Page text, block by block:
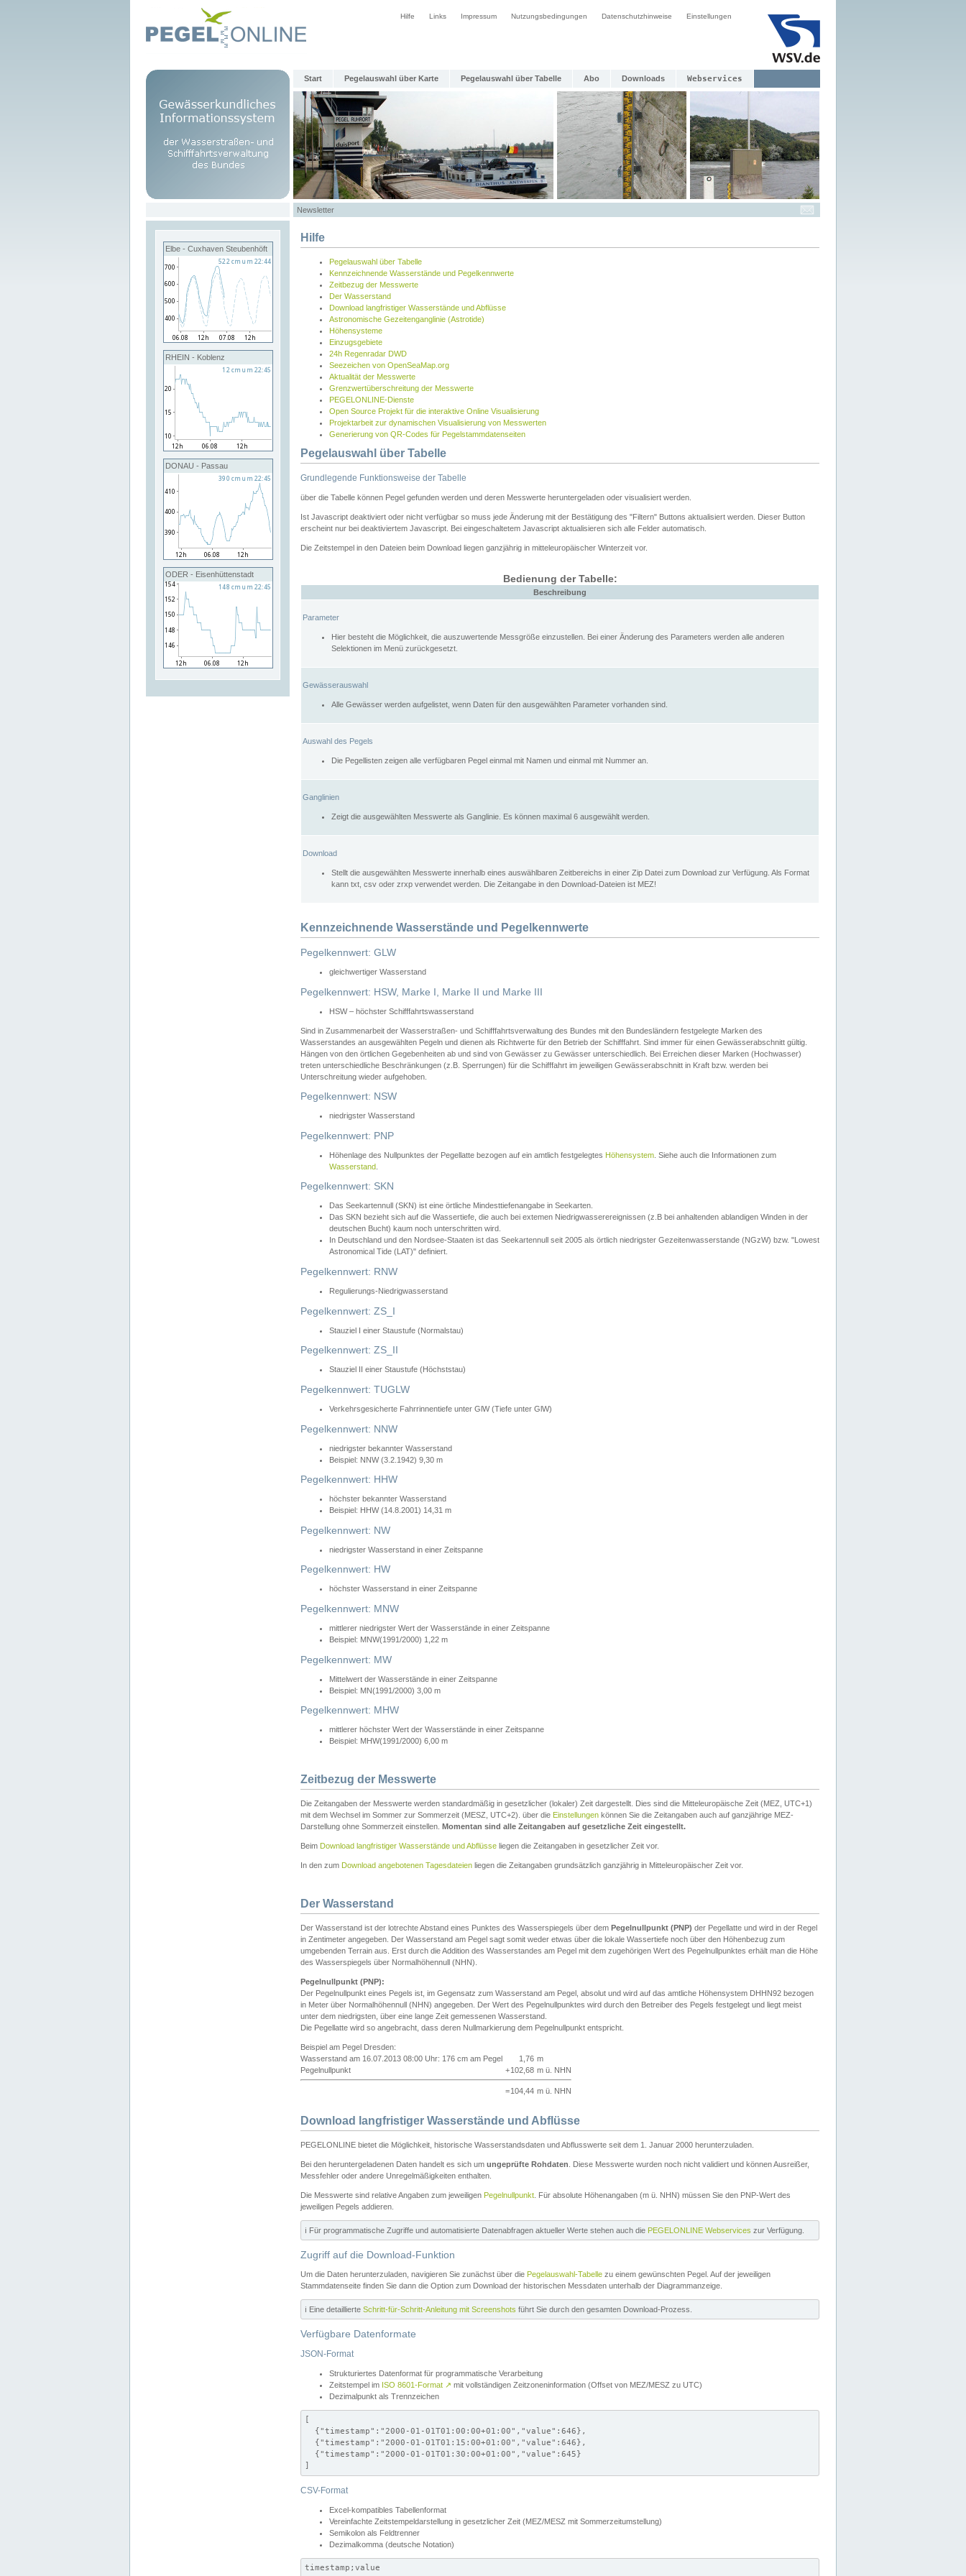
Hilfe Links Impressum Nutzungsbedingungen Datenschutzhinweise Einstellungen
Start Pegelauswahl über Karte Pegelauswahl über Tabelle Abo Downloads Webservices
Newsletter
Elbe - Cuxhaven Steubenhöft
RHEIN - Koblenz
DONAU - Passau
ODER - Eisenhüttenstadt
Hilfe
Pegelauswahl über Tabelle
Kennzeichnende Wasserstände und Pegelkennwerte
Zeitbezug der Messwerte
Der Wasserstand
Download langfristiger Wasserstände und Abflüsse
Astronomische Gezeitenganglinie (Astrotide)
Höhensysteme
Einzugsgebiete
24h Regenradar DWD
Seezeichen von OpenSeaMap.org
Aktualität der Messwerte
Grenzwertüberschreitung der Messwerte
PEGELONLINE-Dienste
Open Source Projekt für die interaktive Online Visualisierung
Projektarbeit zur dynamischen Visualisierung von Messwerten
Generierung von QR-Codes für Pegelstammdatenseiten
Pegelauswahl über Tabelle
Grundlegende Funktionsweise der Tabelle
über die Tabelle können Pegel gefunden werden und deren Messwerte heruntergeladen oder visualisiert werden.
Ist Javascript deaktiviert oder nicht verfügbar so muss jede Änderung mit der Bestätigung des "Filtern" Buttons aktualisiert werden. Dieser Button
erscheint nur bei deaktiviertem Javascript. Bei eingeschaltetem Javascript aktualisieren sich alle Felder automatisch.
Die Zeitstempel in den Dateien beim Download liegen ganzjährig in mitteleuropäischer Winterzeit vor.
Bedienung der Tabelle:
Beschreibung
Parameter
Hier besteht die Möglichkeit, die auszuwertende Messgröße einzustellen. Bei einer Änderung des Parameters werden alle anderen
Selektionen im Menü zurückgesetzt.
Gewässerauswahl
Alle Gewässer werden aufgelistet, wenn Daten für den ausgewählten Parameter vorhanden sind.
Auswahl des Pegels
Die Pegellisten zeigen alle verfügbaren Pegel einmal mit Namen und einmal mit Nummer an.
Ganglinien
Zeigt die ausgewählten Messwerte als Ganglinie. Es können maximal 6 ausgewählt werden.
Download
Stellt die ausgewählten Messwerte innerhalb eines auswählbaren Zeitbereichs in einer Zip Datei zum Download zur Verfügung. Als Format
kann txt, csv oder zrxp verwendet werden. Die Zeitangabe in den Download-Dateien ist MEZ!
Kennzeichnende Wasserstände und Pegelkennwerte
Pegelkennwert: GLW
gleichwertiger Wasserstand
Pegelkennwert: HSW, Marke I, Marke II und Marke III
HSW – höchster Schifffahrtswasserstand
Sind in Zusammenarbeit der Wasserstraßen- und Schifffahrtsverwaltung des Bundes mit den Bundesländern festgelegte Marken des
Wasserstandes an ausgewählten Pegeln und dienen als Richtwerte für den Betrieb der Schifffahrt. Sind immer für einen Gewässerabschnitt gültig.
Hängen von den örtlichen Gegebenheiten ab und sind von Gewässer zu Gewässer unterschiedlich. Bei Erreichen dieser Marken (Hochwasser)
treten unterschiedliche Beschränkungen (z.B. Sperrungen) für die Schifffahrt im jeweiligen Gewässerabschnitt in Kraft bzw. werden bei
Unterschreitung wieder aufgehoben.
Pegelkennwert: NSW
niedrigster Wasserstand
Pegelkennwert: PNP
Höhenlage des Nullpunktes der Pegellatte bezogen auf ein amtlich festgelegtes Höhensystem . Siehe auch die Informationen zum
Wasserstand
Pegelkennwert: SKN
Das Seekartennull (SKN) ist eine örtliche Mindesttiefenangabe in Seekarten.
Das SKN bezieht sich auf die Wassertiefe, die auch bei extemen Niedrigwasserereignissen (z.B bei anhaltenden ablandigen Winden in der
deutschen Bucht) kaum noch unterschritten wird.
In Deutschland und den Nordsee-Staaten ist das Seekartennull seit 2005 als örtlich niedrigster Gezeitenwasserstande (NGzW) bzw. "Lowest
Astronomical Tide (LAT)" definiert.
Pegelkennwert: RNW
Regulierungs-Niedrigwasserstand
Pegelkennwert: ZS_I
Stauziel I einer Staustufe (Normalstau)
Pegelkennwert: ZS_II
Stauziel II einer Staustufe (Höchststau)
Pegelkennwert: TUGLW
Verkehrsgesicherte Fahrrinnentiefe unter GlW (Tiefe unter GlW)
Pegelkennwert: NNW
niedrigster bekannter Wasserstand
Beispiel: NNW (3.2.1942) 9,30 m
Pegelkennwert: HHW
höchster bekannter Wasserstand
Beispiel: HHW (14.8.2001) 14,31 m
Pegelkennwert: NW
niedrigster Wasserstand in einer Zeitspanne
Pegelkennwert: HW
höchster Wasserstand in einer Zeitspanne
Pegelkennwert: MNW
mittlerer niedrigster Wert der Wasserstände in einer Zeitspanne
Beispiel: MNW(1991/2000) 1,22 m
Pegelkennwert: MW
Mittelwert der Wasserstände in einer Zeitspanne
Beispiel: MN(1991/2000) 3,00 m
Pegelkennwert: MHW
mittlerer höchster Wert der Wasserstände in einer Zeitspanne
Beispiel: MHW(1991/2000) 6,00 m
Zeitbezug der Messwerte
Die Zeitangaben der Messwerte werden standardmäßig in gesetzlicher (lokaler) Zeit dargestellt. Dies sind die Mitteleuropäische Zeit (MEZ, UTC+1)
mit dem Wechsel im Sommer zur Sommerzeit (MESZ, UTC+2). über die Einstellungen können Sie die Zeitangaben auch auf ganzjährige MEZ-
Darstellung ohne Sommerzeit einstellen. Momentan sind alle Zeitangaben auf gesetzliche Zeit eingestellt.
Beim Download langfristiger Wasserstände und Abflüsse liegen die Zeitangaben in gesetzlicher Zeit vor.
In den zum Download angebotenen Tagesdateien liegen die Zeitangaben grundsätzlich ganzjährig in Mitteleuropäischer Zeit vor.
Der Wasserstand
Der Wasserstand ist der lotrechte Abstand eines Punktes des Wasserspiegels über dem Pegelnullpunkt (PNP) der Pegellatte und wird in der Regel
in Zentimeter angegeben. Der Wasserstand am Pegel sagt somit weder etwas über die lokale Wassertiefe noch über den Höhenbezug zum
umgebenden Terrain aus. Erst durch die Addition des Wasserstandes am Pegel mit dem zugehörigen Wert des Pegelnullpunktes erhält man die Höhe
des Wasserspiegels über Normalhöhennull (NHN).
Pegelnullpunkt (PNP):
Der Pegelnullpunkt eines Pegels ist, im Gegensatz zum Wasserstand am Pegel, absolut und wird auf das amtliche Höhensystem DHHN92 bezogen
in Meter über Normalhöhennull (NHN) angegeben. Der Wert des Pegelnullpunktes wird durch den Betreiber des Pegels festgelegt und liegt meist
unter dem niedrigsten, über eine lange Zeit gemessenen Wasserstand.
Die Pegellatte wird so angebracht, dass deren Nullmarkierung dem Pegelnullpunkt entspricht.
Beispiel am Pegel Dresden:
Wasserstand am 16.07.2013 08:00 Uhr: 176 cm am Pegel
1,76 m
Pegelnullpunkt
+102,68 m ü. NHN
=104,44 m ü. NHN
Download langfristiger Wasserstände und Abflüsse
PEGELONLINE bietet die Möglichkeit, historische Wasserstandsdaten und Abflusswerte seit dem 1. Januar 2000 herunterzuladen.
Bei den heruntergeladenen Daten handelt es sich um ungeprüfte Rohdaten . Diese Messwerte wurden noch nicht validiert und können Ausreißer,
Messfehler oder andere Unregelmäßigkeiten enthalten.
Die Messwerte sind relative Angaben zum jeweiligen Pegelnullpunkt . Für absolute Höhenangaben (m ü. NHN) müssen Sie den PNP-Wert des
jeweiligen Pegels addieren.
ℹ️ Für programmatische Zugriffe und automatisierte Datenabfragen aktueller Werte stehen auch die PEGELONLINE Webservices zur Verfügung.
Zugriff auf die Download-Funktion
Um die Daten herunterzuladen, navigieren Sie zunächst über die Pegelauswahl-Tabelle zu einem gewünschten Pegel. Auf der jeweiligen
Stammdatenseite finden Sie dann die Option zum Download der historischen Messdaten unterhalb der Diagrammanzeige.
ℹ️ Eine detaillierte Schritt-für-Schritt-Anleitung mit Screenshots führt Sie durch den gesamten Download-Prozess.
Verfügbare Datenformate
JSON-Format
Strukturiertes Datenformat für programmatische Verarbeitung
Zeitstempel im ISO 8601-Format ↗ mit vollständigen Zeitzoneninformation (Offset von MEZ/MESZ zu UTC)
Dezimalpunkt als Trennzeichen
[
  {"timestamp":"2000-01-01T01:00:00+01:00","value":646},
  {"timestamp":"2000-01-01T01:15:00+01:00","value":646},
  {"timestamp":"2000-01-01T01:30:00+01:00","value":645}
]
CSV-Format
Excel-kompatibles Tabellenformat
Vereinfachte Zeitstempeldarstellung in gesetzlicher Zeit (MEZ/MESZ mit Sommerzeitumstellung)
Semikolon als Feldtrenner
Dezimalkomma (deutsche Notation)
timestamp;value